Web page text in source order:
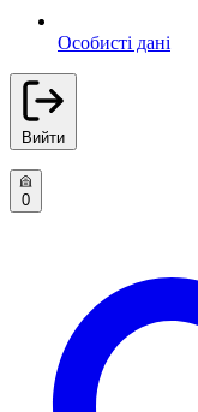
Особисті дані
Вийти
0